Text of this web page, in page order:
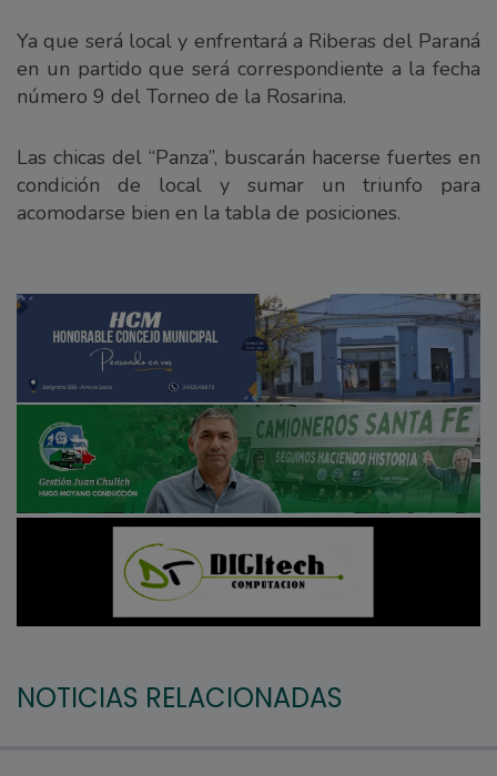
Ya que será local y enfrentará a Riberas del Paraná
en un partido que será correspondiente a la fecha
número 9 del Torneo de la Rosarina.
Las chicas del “Panza”, buscarán hacerse fuertes en
condición de local y sumar un triunfo para
acomodarse bien en la tabla de posiciones.
NOTICIAS RELACIONADAS